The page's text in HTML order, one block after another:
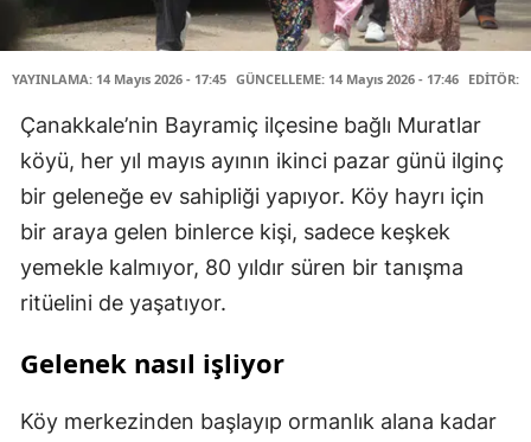
YAYINLAMA: 14 Mayıs 2026 - 17:45 GÜNCELLEME: 14 Mayıs 2026 - 17:46 EDİTÖR:
Çanakkale’nin Bayramiç ilçesine bağlı Muratlar
köyü, her yıl mayıs ayının ikinci pazar günü ilginç
bir geleneğe ev sahipliği yapıyor. Köy hayrı için
bir araya gelen binlerce kişi, sadece keşkek
yemekle kalmıyor, 80 yıldır süren bir tanışma
ritüelini de yaşatıyor.
Gelenek nasıl işliyor
Köy merkezinden başlayıp ormanlık alana kadar